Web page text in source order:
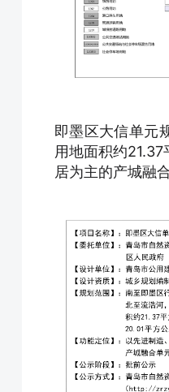
即墨区大信单元
用地面积约
居为主的产城融